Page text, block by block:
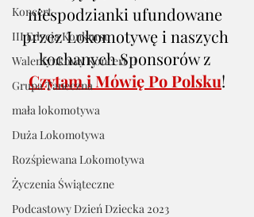
Koncert
III Edycja Konkursu
Walentynkowy Koncert II
Grupa Taneczna
mała lokomotywa
Duża Lokomotywa
Rozśpiewana Lokomotywa
Życzenia Świąteczne
Podcastowy Dzień Dziecka 2023
niespodzianki ufundowane
przez Lokomotywę i naszych
kochanych Sponsorów z
Czytam i Mówię Po Polsku!